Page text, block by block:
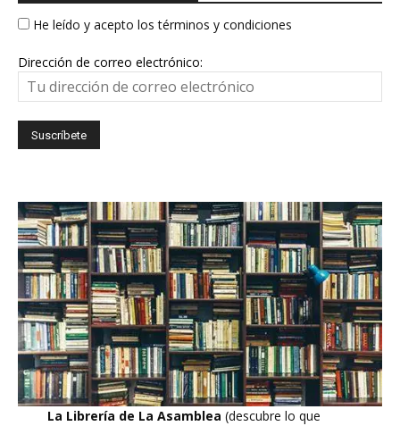
He leído y acepto los términos y condiciones
Dirección de correo electrónico:
La Librería de La Asamblea (descubre lo que